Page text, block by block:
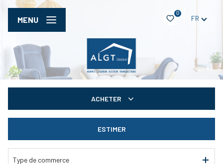
0
FR
MENU
ACHETER
ESTIMER
Type de commerce